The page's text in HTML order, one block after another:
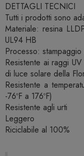
DETTAGLI TECNICI
Tutti i prodotti sono
Materiale: resina
UL94 HB
Processo:
Resistente ai raggi
di luce solare della
Resistente a
-76ºF a 176ºF)
Resistente agli urti
Leggero
Riciclabile al 100%